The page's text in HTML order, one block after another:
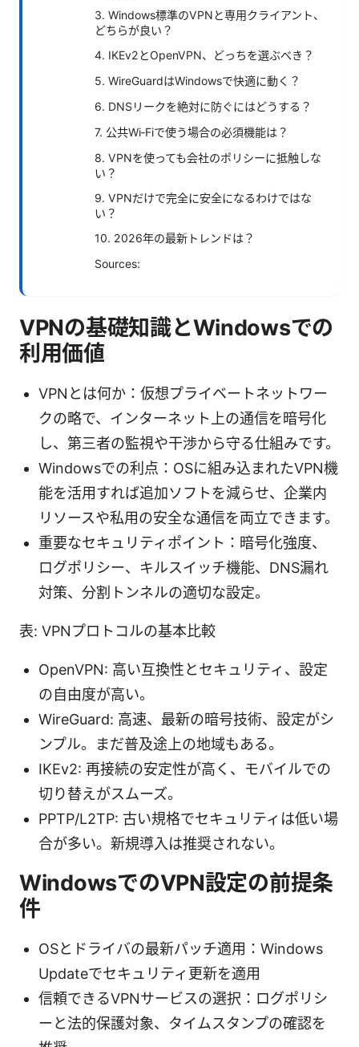
3. Windows標準のVPNと専用クライアント、
どちらが良い？
4. IKEv2とOpenVPN、どっちを選ぶべき？
5. WireGuardはWindowsで快適に動く？
6. DNSリークを絶対に防ぐにはどうする？
7. 公共Wi‑Fiで使う場合の必須機能は？
8. VPNを使っても会社のポリシーに抵触しな
い？
9. VPNだけで完全に安全になるわけではな
い？
10. 2026年の最新トレンドは？
Sources:
VPNの基礎知識とWindowsでの
利用価値
VPNとは何か：仮想プライベートネットワー
クの略で、インターネット上の通信を暗号化
し、第三者の監視や干渉から守る仕組みです。
Windowsでの利点：OSに組み込まれたVPN機
能を活用すれば追加ソフトを減らせ、企業内
リソースや私用の安全な通信を両立できます。
重要なセキュリティポイント：暗号化強度、
ログポリシー、キルスイッチ機能、DNS漏れ
対策、分割トンネルの適切な設定。
表: VPNプロトコルの基本比較
OpenVPN: 高い互換性とセキュリティ、設定
の自由度が高い。
WireGuard: 高速、最新の暗号技術、設定がシ
ンプル。まだ普及途上の地域もある。
IKEv2: 再接続の安定性が高く、モバイルでの
切り替えがスムーズ。
PPTP/L2TP: 古い規格でセキュリティは低い場
合が多い。新規導入は推奨されない。
WindowsでのVPN設定の前提条
件
OSとドライバの最新パッチ適用：Windows
Updateでセキュリティ更新を適用
信頼できるVPNサービスの選択：ログポリシ
ーと法的保護対象、タイムスタンプの確認を